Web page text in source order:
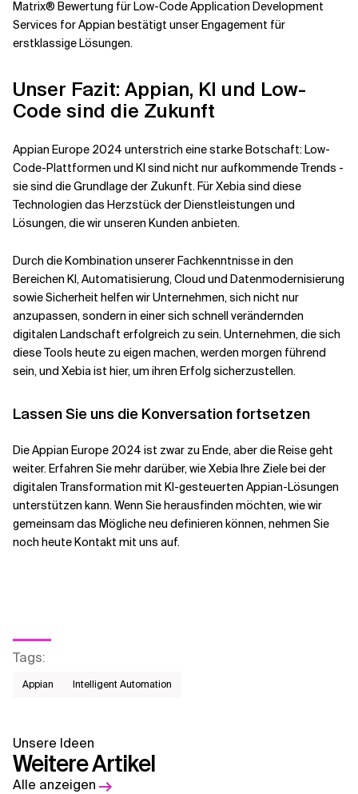
Matrix® Bewertung für Low-Code Application Development
Services for Appian bestätigt unser Engagement für
erstklassige Lösungen.
Unser Fazit: Appian, KI und Low-
Code sind die Zukunft
Appian Europe 2024 unterstrich eine starke Botschaft: Low-
Code-Plattformen und KI sind nicht nur aufkommende Trends -
sie sind die Grundlage der Zukunft. Für Xebia sind diese
Technologien das Herzstück der Dienstleistungen und
Lösungen, die wir unseren Kunden anbieten.
Durch die Kombination unserer Fachkenntnisse in den
Bereichen KI, Automatisierung, Cloud und Datenmodernisierung
sowie Sicherheit helfen wir Unternehmen, sich nicht nur
anzupassen, sondern in einer sich schnell verändernden
digitalen Landschaft erfolgreich zu sein. Unternehmen, die sich
diese Tools heute zu eigen machen, werden morgen führend
sein, und Xebia ist hier, um ihren Erfolg sicherzustellen.
Lassen Sie uns die Konversation fortsetzen
Die Appian Europe 2024 ist zwar zu Ende, aber die Reise geht
weiter. Erfahren Sie mehr darüber, wie Xebia Ihre Ziele bei der
digitalen Transformation mit KI-gesteuerten Appian-Lösungen
unterstützen kann. Wenn Sie herausfinden möchten, wie wir
gemeinsam das Mögliche neu definieren können, nehmen Sie
noch heute Kontakt mit uns auf.
Tags:
Appian Intelligent Automation
Unsere Ideen
Weitere Artikel
Alle anzeigen